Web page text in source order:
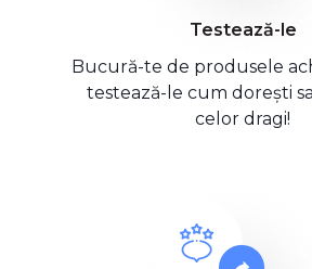
Testează-le
Bucură-te de produsele
testează-le cum dorești
celor dragi!